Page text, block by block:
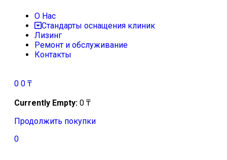
О Нас
Стандарты оснащения клиник
Лизинг
Ремонт и обслуживание
Контакты
0 0 ₸
Currently Empty: 0 ₸
Продолжить покупки
0